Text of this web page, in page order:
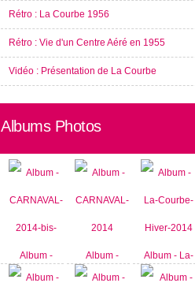
Rétro : La Courbe 1956
Rétro : Vie d'un Centre Aéré en 1955
Vidéo : Présentation de La Courbe
Albums Photos
Album -
CARNAVAL-
Album -
CARNAVAL-
Album - La-
Courbe-